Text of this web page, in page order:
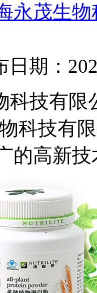
永茂生
日期：
科技有
科技有
的高新技